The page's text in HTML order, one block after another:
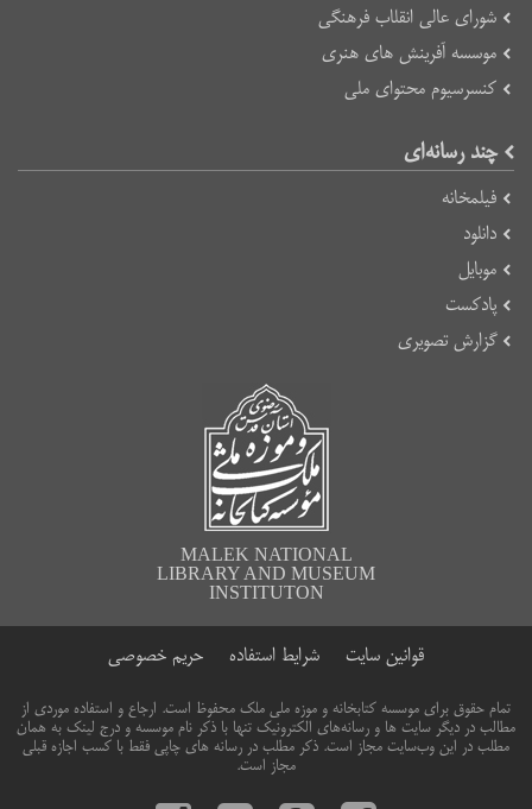
شورای عالی انقلاب فرهنگی
موسسه آفرینش های هنری
کنسرسیوم محتوای ملی
چند رسانه‌ای
فیلمخانه
دانلود
موبایل
پادکست
گزارش تصویری
MALEK NATIONAL
LIBRARY AND MUSEUM
INSTITUTON
قوانین سایت شرایط استفاده حریم خصوصی
تمام حقوق برای موسسه کتابخانه و موزه ملی ملک محفوظ است. ارجاع و استفاده موردی از
مطالب در دیگر سایت ها و رسانه‌های الکترونیک تنها با ذکر نام موسسه و درج لینک به همان
مطلب در این وب‌سایت مجاز است. ذکر مطلب در رسانه های چاپی فقط با کسب اجازه قبلی
مجاز است.